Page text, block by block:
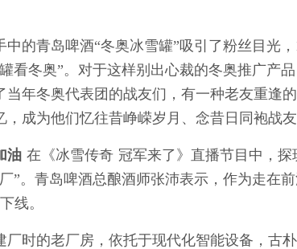
青岛啤酒“冬奥冰雪罐”吸引了粉丝目光，
看冬奥”。对于这样别出心裁的冬奥推广产
当年冬奥代表团的战友们，有一种老友重逢
成为他们忆往昔峥嵘岁月、念昔日同袍战友
油 在《冰雪传奇 冠军来了》直播节目中，
”。青岛啤酒总酿酒师张沛表示，作为走在
线。
时的老厂房，依托于现代化智能设备，古朴